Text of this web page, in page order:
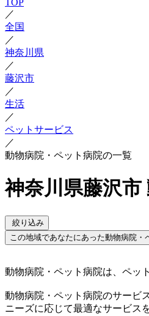
TOP
／
全国
／
神奈川県
／
藤沢市
／
生活
／
ペットサービス
／
動物病院・ペット病院の一覧
神奈川県藤沢
絞り込み
この地域であなたにあった動物病院・
動物病院・ペット病院は、ペッ
動物病院・ペット病院のサービ
ニーズに応じて最適なサービス